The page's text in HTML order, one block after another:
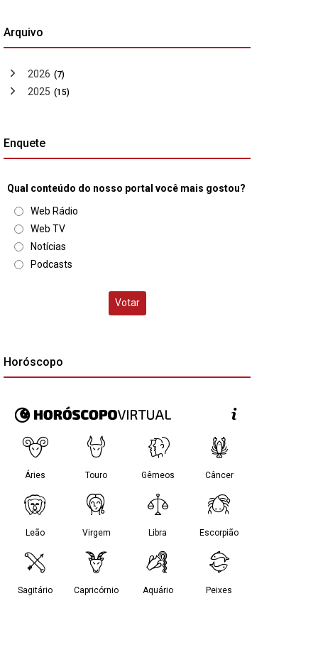
Arquivo
2026 (7)
2025 (15)
Enquete
Qual conteúdo do nosso portal você mais gostou?
Web Rádio
Web TV
Notícias
Podcasts
Votar
Horóscopo